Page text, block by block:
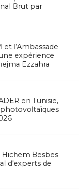
Brut par
et l’Ambassade
expérience
Ezzahra
en Tunisie,
Hichem Besbes
d’experts de